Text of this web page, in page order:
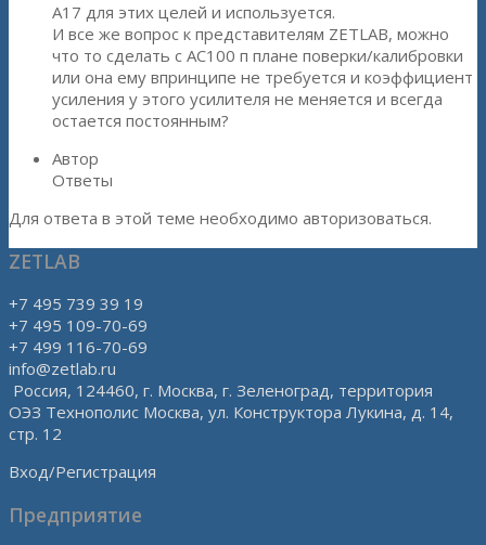
А17 для этих целей и используется.
И все же вопрос к представителям ZETLAB, можно
что то сделать с АС100 п плане поверки/калибровки
или она ему впринципе не требуется и коэффициент
усиления у этого усилителя не меняется и всегда
остается постоянным?
Автор
Ответы
Для ответа в этой теме необходимо авторизоваться.
ZETLAB
+7 495 739 39 19
+7 495 109-70-69
+7 499 116-70-69
info@zetlab.ru
Россия, 124460, г. Москва, г. Зеленоград, территория
ОЭЗ Технополис Москва, ул. Конструктора Лукина, д. 14,
стр. 12
Вход/Регистрация
Предприятие